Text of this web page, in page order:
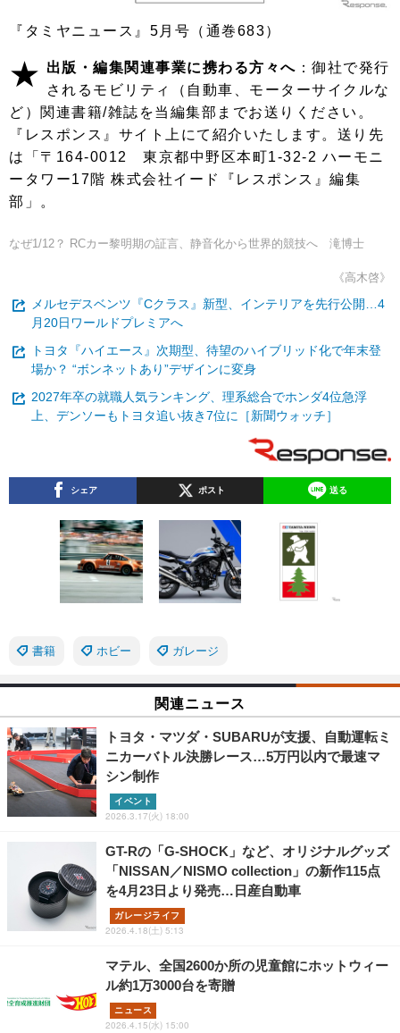
『タミヤニュース』5月号（通巻683）
★ 出版・編集関連事業に携わる方々へ ：御社で発行
されるモビリティ（自動車、モーターサイクルな
ど）関連書籍/雑誌を当編集部までお送りください。
『レスポンス』サイト上にて紹介いたします。送り先
は「〒164-0012 東京都中野区本町1-32-2 ハーモニ
ータワー17階 株式会社イード『レスポンス』編集
部」。
なぜ1/12？ RCカー黎明期の証言、静音化から世界的競技へ 滝博士
《高木啓》
メルセデスベンツ『Cクラス』新型、インテリアを先行公開…4
月20日ワールドプレミアへ
トヨタ『ハイエース』次期型、待望のハイブリッド化で年末登
場か？ “ボンネットあり”デザインに変身
2027年卒の就職人気ランキング、理系総合でホンダ4位急浮
上、デンソーもトヨタ追い抜き7位に［新聞ウォッチ］
シェア ポスト 送る
書籍 ホビー ガレージ
関連ニュース
トヨタ・マツダ・SUBARUが支援、自動運転ミ
ニカーバトル決勝レース…5万円以内で最速マ
シン制作
イベント
2026.3.17(火) 18:00
GT-Rの「G-SHOCK」など、オリジナルグッズ
「NISSAN／NISMO collection」の新作115点
を4月23日より発売…日産自動車
ガレージライフ
2026.4.18(土) 5:13
マテル、全国2600か所の児童館にホットウィー
ル約1万3000台を寄贈
ニュース
2026.4.15(水) 15:00